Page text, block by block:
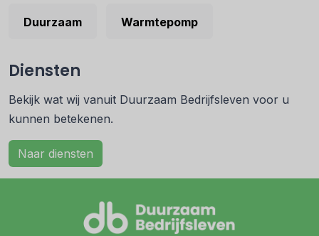
Duurzaam Warmtepomp
Diensten
Bekijk wat wij vanuit Duurzaam Bedrijfsleven voor u
kunnen betekenen.
Naar diensten